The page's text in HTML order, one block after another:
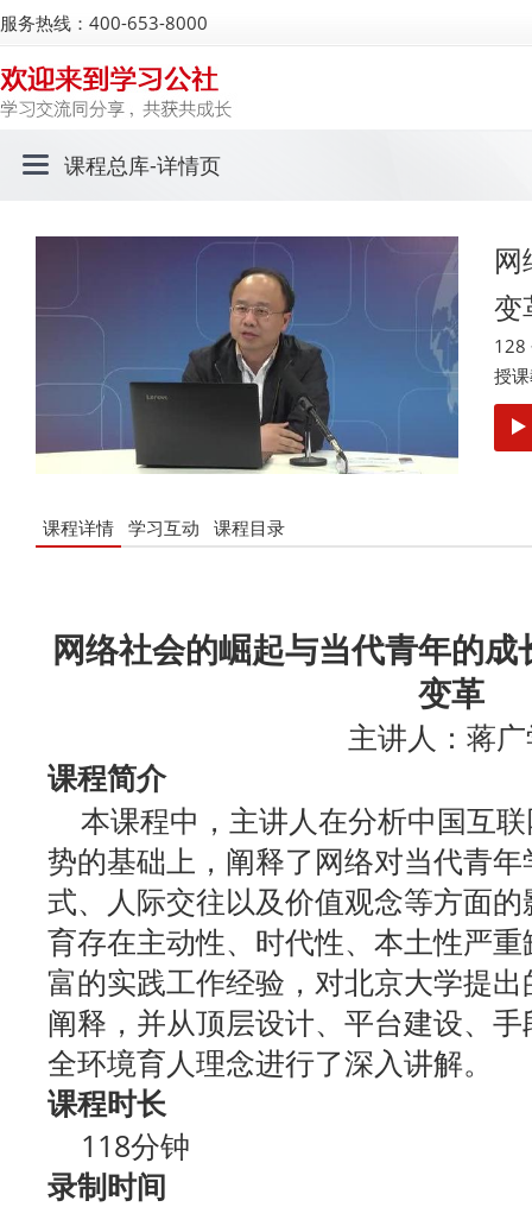
服务热线：400-653-8000
课程总库-详情页
变
授
课程详情 学习互动 课程目录
网络社会的崛起与当代青年的
变革
主讲人：蒋
课程简介
本课程中，主讲人在分析中国互
势的基础上，阐释了网络对当代青
式、人际交往以及价值观念等方面
育存在主动性、时代性、本土性严
富的实践工作经验，对北京大学提
阐释，并从顶层设计、平台建设、
全环境育人理念进行了深入讲解。
课程时长
118分钟
录制时间